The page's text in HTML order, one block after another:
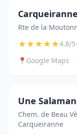
Carqueiranne
Rte de la
★★★★★4.8/5
📍 Google Maps
Une
Chem. de Beau
Carqueiranne